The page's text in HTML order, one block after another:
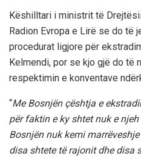
Këshilltari i ministrit të
Radion Evropa e Lirë se do të
procedurat ligjore për
Kelmendi, por se kjo gjë do të
respektimin e konventave
“Me Bosnjën çështja e
për faktin e ky shtet nuk e
Bosnjën nuk kemi
disa shtete të rajonit dhe disa